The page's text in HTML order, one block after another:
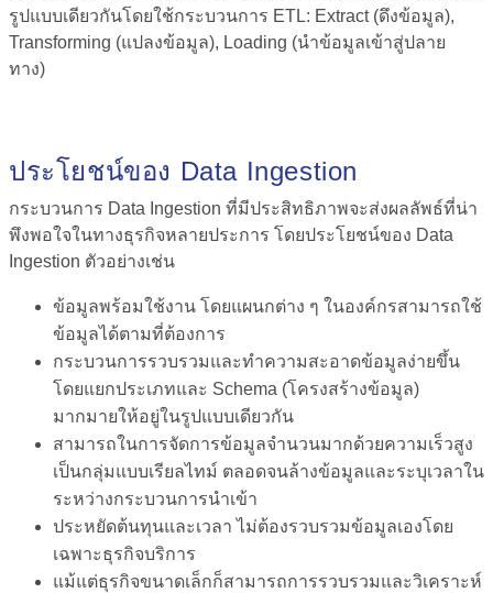
รูปแบบเดียวกันโดยใช้กระบวนการ ETL: Extract (ดึงข้อมูล),
Transforming (แปลงข้อมูล), Loading (นำข้อมูลเข้าสู่ปลาย
ทาง)
ประโยชน์ของ Data Ingestion
กระบวนการ Data Ingestion ที่มีประสิทธิภาพจะส่งผลลัพธ์ที่น่า
พึงพอใจในทางธุรกิจหลายประการ โดยประโยชน์ของ Data
Ingestion ตัวอย่างเช่น
ข้อมูลพร้อมใช้งาน โดยแผนกต่าง ๆ ในองค์กรสามารถใช้
ข้อมูลได้ตามที่ต้องการ
กระบวนการรวบรวมและทำความสะอาดข้อมูลง่ายขึ้น
โดยแยกประเภทและ Schema (โครงสร้างข้อมูล)
มากมายให้อยู่ในรูปแบบเดียวกัน
สามารถในการจัดการข้อมูลจำนวนมากด้วยความเร็วสูง
เป็นกลุ่มแบบเรียลไทม์ ตลอดจนล้างข้อมูลและระบุเวลาใน
ระหว่างกระบวนการนำเข้า
ประหยัดต้นทุนและเวลา ไม่ต้องรวบรวมข้อมูลเองโดย
เฉพาะธุรกิจบริการ
แม้แต่ธุรกิจขนาดเล็กก็สามารถการรวบรวมและวิเคราะห์